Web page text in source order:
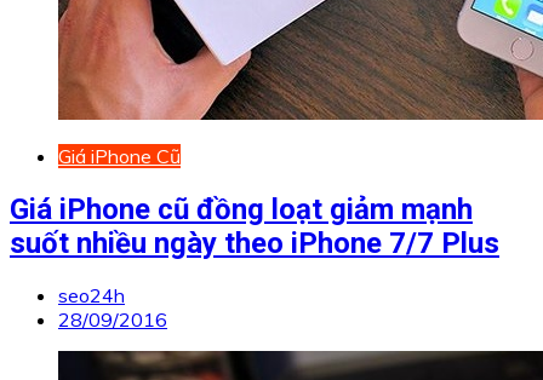
Giá iPhone Cũ
Giá iPhone cũ đồng loạt giảm mạnh
suốt nhiều ngày theo iPhone 7/7 Plus
seo24h
28/09/2016